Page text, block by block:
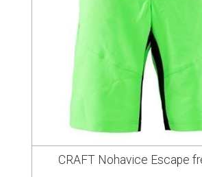
CRAFT Nohavice Escape